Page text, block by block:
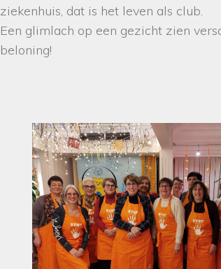
ziekenhuis, dat is het leven als club.
Een glimlach op een gezicht zien
beloning!